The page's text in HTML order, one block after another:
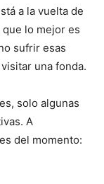
a la vuelta de
lo mejor es
sufrir esas
una fonda.
solo algunas
A
del momento: